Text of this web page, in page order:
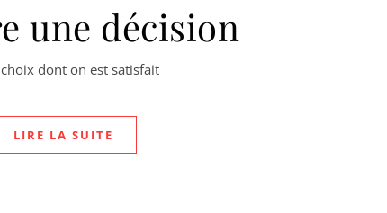
une décision
dont on est satisfait
LIRE LA SUITE